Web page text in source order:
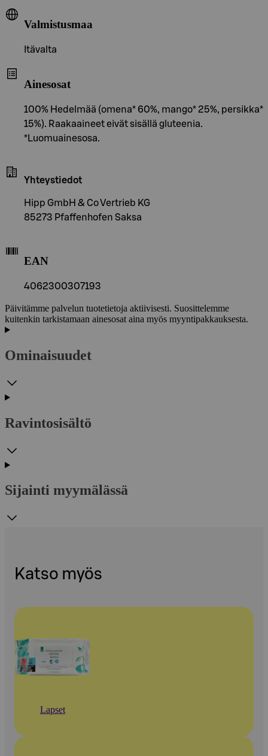
Valmistusmaa
Itävalta
Ainesosat
100% Hedelmää (omena* 60%, mango* 25%, persikka*
15%). Raakaaineet eivät sisällä gluteenia.
*Luomuainesosa.
Yhteystiedot
Hipp GmbH & Co Vertrieb KG
85273 Pfaffenhofen Saksa
EAN
4062300307193
Päivitämme palvelun tuotetietoja aktiivisesti. Suosittelemme
kuitenkin tarkistamaan ainesosat aina myös myyntipakkauksesta.
Ominaisuudet
Ravintosisältö
Sijainti myymälässä
Katso myös
Lapset